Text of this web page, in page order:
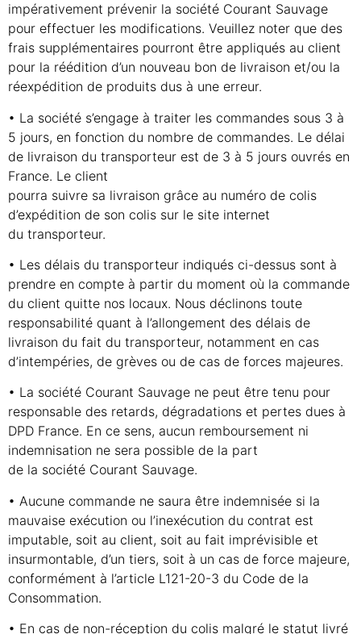
impérativement prévenir la société Courant Sauvage
pour effectuer les modifications. Veuillez noter que des
frais supplémentaires pourront être appliqués au client
pour la réédition d’un nouveau bon de livraison et/ou la
réexpédition de produits dus à une erreur.
• La société s’engage à traiter les commandes sous 3 à
5 jours, en fonction du nombre de commandes. Le délai
de livraison du transporteur est de 3 à 5 jours ouvrés en
France. Le client
pourra suivre sa livraison grâce au numéro de colis
d’expédition de son colis sur le site internet
du transporteur.
• Les délais du transporteur indiqués ci-dessus sont à
prendre en compte à partir du moment où la commande
du client quitte nos locaux. Nous déclinons toute
responsabilité quant à l’allongement des délais de
livraison du fait du transporteur, notamment en cas
d’intempéries, de grèves ou de cas de forces majeures.
• La société Courant Sauvage ne peut être tenu pour
responsable des retards, dégradations et pertes dues à
DPD France. En ce sens, aucun remboursement ni
indemnisation ne sera possible de la part
de la société Courant Sauvage.
• Aucune commande ne saura être indemnisée si la
mauvaise exécution ou l’inexécution du contrat est
imputable, soit au client, soit au fait imprévisible et
insurmontable, d’un tiers, soit à un cas de force majeure,
conformément à l’article L121-20-3 du Code de la
Consommation.
• En cas de non-réception du colis malgré le statut livré